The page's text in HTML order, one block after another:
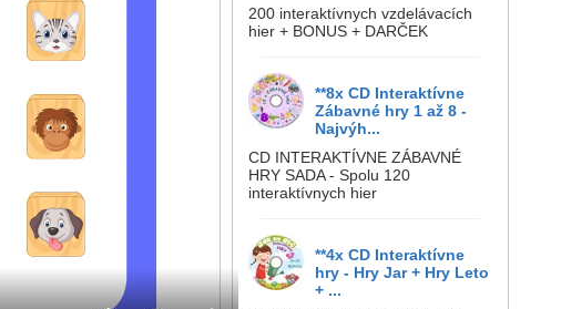
200 interaktívnych vzdelávacích
hier + BONUS + DARČEK
**8x CD Interaktívne
Zábavné hry 1 až 8 -
Najvýh...
CD INTERAKTÍVNE ZÁBAVNÉ
HRY SADA - Spolu 120
interaktívnych hier
**4x CD Interaktívne
hry - Hry Jar + Hry Leto
+ ...